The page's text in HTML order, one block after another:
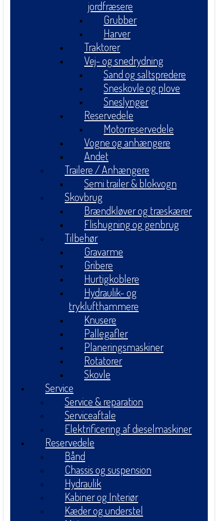
jordfræsere
Grubber
Harver
Traktorer
Vej- og snedrydning
Sand og saltspredere
Sneskovle og plove
Sneslynger
Reservedele
Motorreservedele
Vogne og anhængere
Andet
Trailere / Anhængere
Semi trailer & blokvogn
Skovbrug
Brændkløver og træskærer
Flishugning og genbrug
Tilbehør
Gravarme
Gribere
Hurtigkoblere
Hydraulik- og
tryklufthammere
Knusere
Pallegafler
Planeringsmaskiner
Rotatorer
Skovle
Service
Service & reparation
Serviceaftale
Elektrificering af dieselmaskiner
Reservedele
Bånd
Chassis og suspension
Hydraulik
Kabiner og Interiør
Kæder og understel